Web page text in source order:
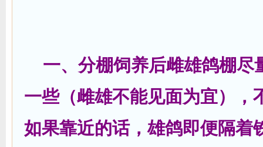
一、分棚饲养后雌雄鸽棚尽
一些（雌雄不能见面为宜），
如果靠近的话，雄鸽即便隔着